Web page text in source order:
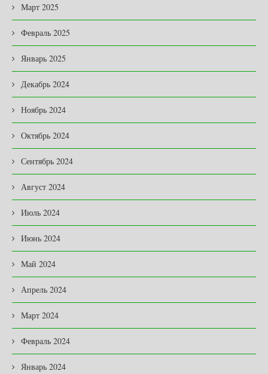
Март 2025
Февраль 2025
Январь 2025
Декабрь 2024
Ноябрь 2024
Октябрь 2024
Сентябрь 2024
Август 2024
Июль 2024
Июнь 2024
Май 2024
Апрель 2024
Март 2024
Февраль 2024
Январь 2024